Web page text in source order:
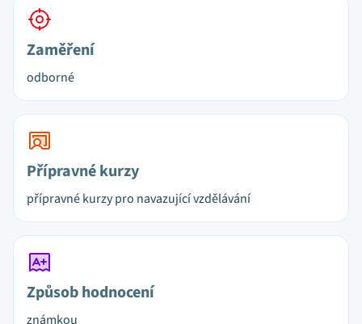
Zaměření
odborné
Přípravné kurzy
přípravné kurzy pro navazující vzdělávání
Způsob hodnocení
známkou